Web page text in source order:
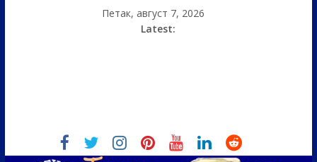
Петак, август 7, 2026
Latest: